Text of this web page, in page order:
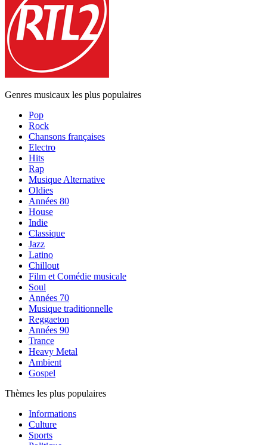
Genres musicaux les plus populaires
Pop
Rock
Chansons françaises
Electro
Hits
Rap
Musique Alternative
Oldies
Années 80
House
Indie
Classique
Jazz
Latino
Chillout
Film et Comédie musicale
Soul
Années 70
Musique traditionnelle
Reggaeton
Années 90
Trance
Heavy Metal
Ambient
Gospel
Thèmes les plus populaires
Informations
Culture
Sports